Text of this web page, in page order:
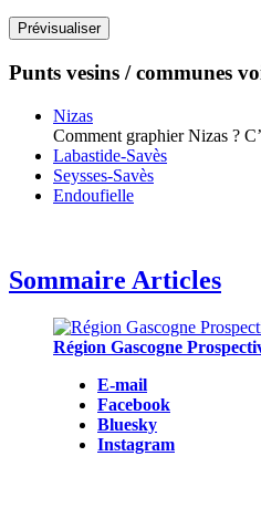
Punts vesins / communes
Nizas
Comment graphier Nizas ?
Labastide-Savès
Seysses-Savès
Endoufielle
Sommaire Articles
Région Gascogne
E-mail
Facebook
Bluesky
Instagram